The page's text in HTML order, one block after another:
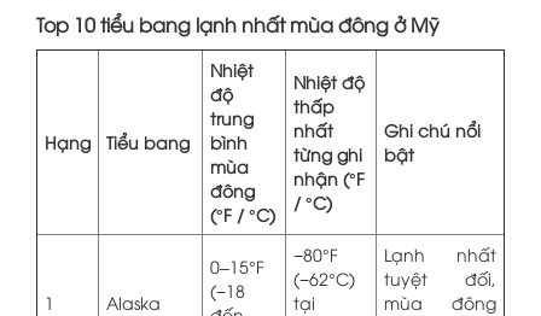
Top 10 tiểu bang lạnh nhất mùa đông ở Mỹ
Hạng Tiểu bang
Nhiệt
độ
trung
bình
mùa
đông
(°F / °C)
Nhiệt độ
thấp
nhất
từng ghi
nhận (°F
/ °C)
Ghi chú nổi
bật
1 Alaska
0–15°F
(−18
−80°F
(−62°C)
tại
Lạnh nhất
tuyệt đối,
mùa đông